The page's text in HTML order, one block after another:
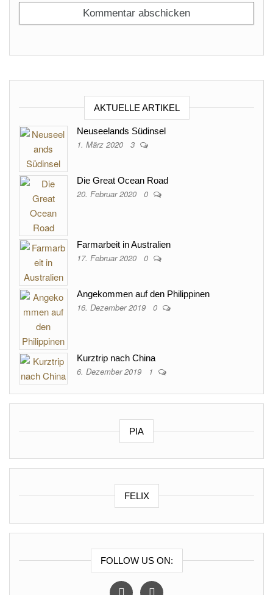
AKTUELLE ARTIKEL
Neuseelands Südinsel
1. März 2020 3
Die Great Ocean Road
20. Februar 2020 0
Farmarbeit in Australien
17. Februar 2020 0
Angekommen auf den Philippinen
16. Dezember 2019 0
Kurztrip nach China
6. Dezember 2019 1
PIA
FELIX
FOLLOW US ON:
instagramfacebook